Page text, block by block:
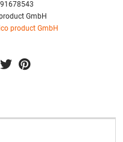
GmbH
product GmbH